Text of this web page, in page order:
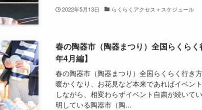
2022年5月13日 らくらくアクセス＋スケジュール
春の陶器市（陶器まつり）全国らくら
年4月編】
春の陶器市（陶器まつり）全国らくらく行き
暖かくなり、お花見など本来であればイベン
しながら、相変わらずイベント自粛が続いて
明している陶器市（陶...